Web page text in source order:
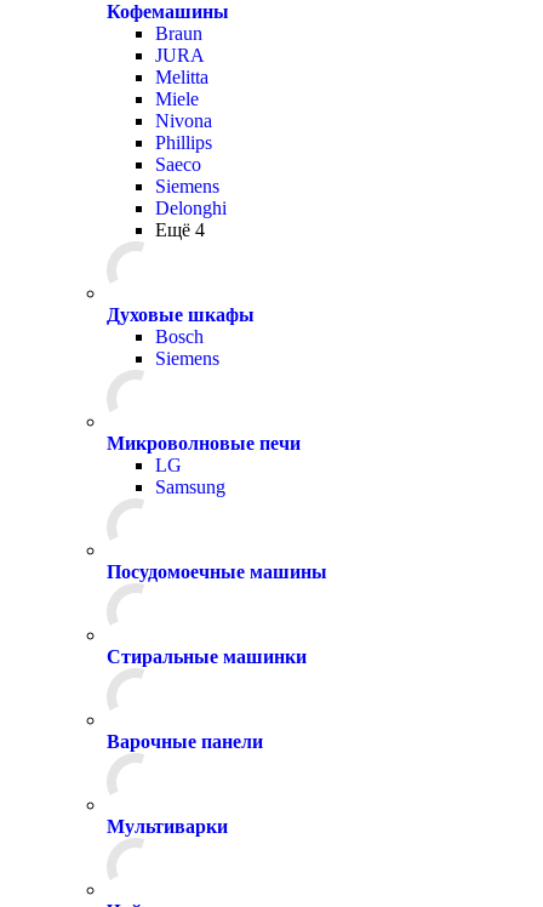
Кофемашины
Braun
JURA
Melitta
Miele
Nivona
Phillips
Saeco
Siemens
Delonghi
Ещё 4
Духовые шкафы
Bosch
Siemens
Микроволновые печи
LG
Samsung
Посудомоечные машины
Стиральные машинки
Варочные панели
Мультиварки